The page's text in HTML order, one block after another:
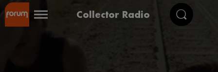
Collector Radio